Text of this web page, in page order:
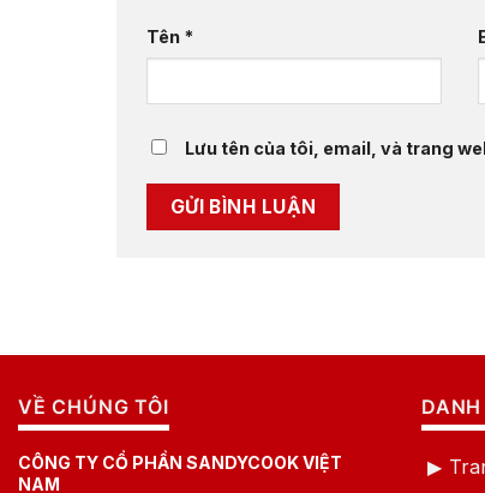
Tên *
Lưu tên của tôi, email, và trang
VỀ CHÚNG TÔI
CÔNG TY CỔ PHẦN SANDYCOOK VIỆT
NAM